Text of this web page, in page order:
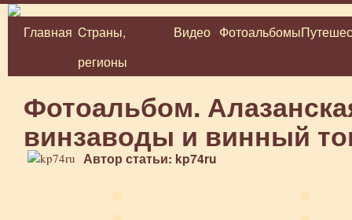
Перейти
Главная Cтраны,
регионы
Видео Фотоальбомы
Фотоальбом.
винзаводы и винный
Автор статьи: kp74ru